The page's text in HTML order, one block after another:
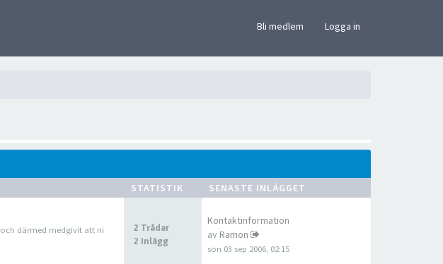
Bli medlem Logga in
STATISTIK SENASTE INLÄGGET
och därmed medgivit att ni
2 Trådar
2 Inlägg
Kontaktinformation
av Ramon
sön 03 sep 2006, 02:15